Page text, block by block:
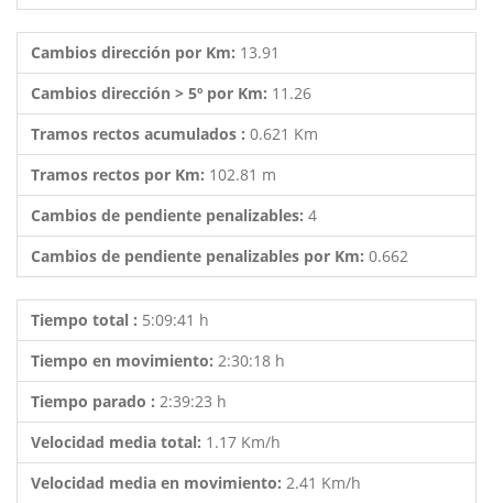
Cambios dirección por Km: 13.91
Cambios dirección > 5º por Km: 11.26
Tramos rectos acumulados : 0.621 Km
Tramos rectos por Km: 102.81 m
Cambios de pendiente penalizables: 4
Cambios de pendiente penalizables por Km: 0.662
Tiempo total : 5:09:41 h
Tiempo en movimiento: 2:30:18 h
Tiempo parado : 2:39:23 h
Velocidad media total: 1.17 Km/h
Velocidad media en movimiento: 2.41 Km/h